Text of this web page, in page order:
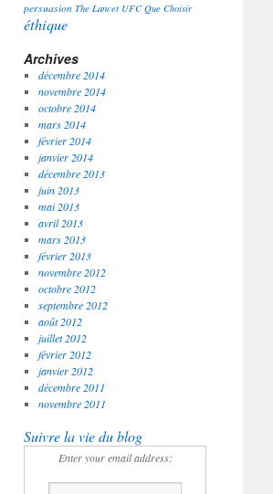
persuasion The Lancet UFC Que Choisir
éthique
Archives
décembre 2014
novembre 2014
octobre 2014
mars 2014
février 2014
janvier 2014
décembre 2013
juin 2013
mai 2013
avril 2013
mars 2013
février 2013
novembre 2012
octobre 2012
septembre 2012
août 2012
juillet 2012
février 2012
janvier 2012
décembre 2011
novembre 2011
Suivre la vie du blog
Enter your email address: